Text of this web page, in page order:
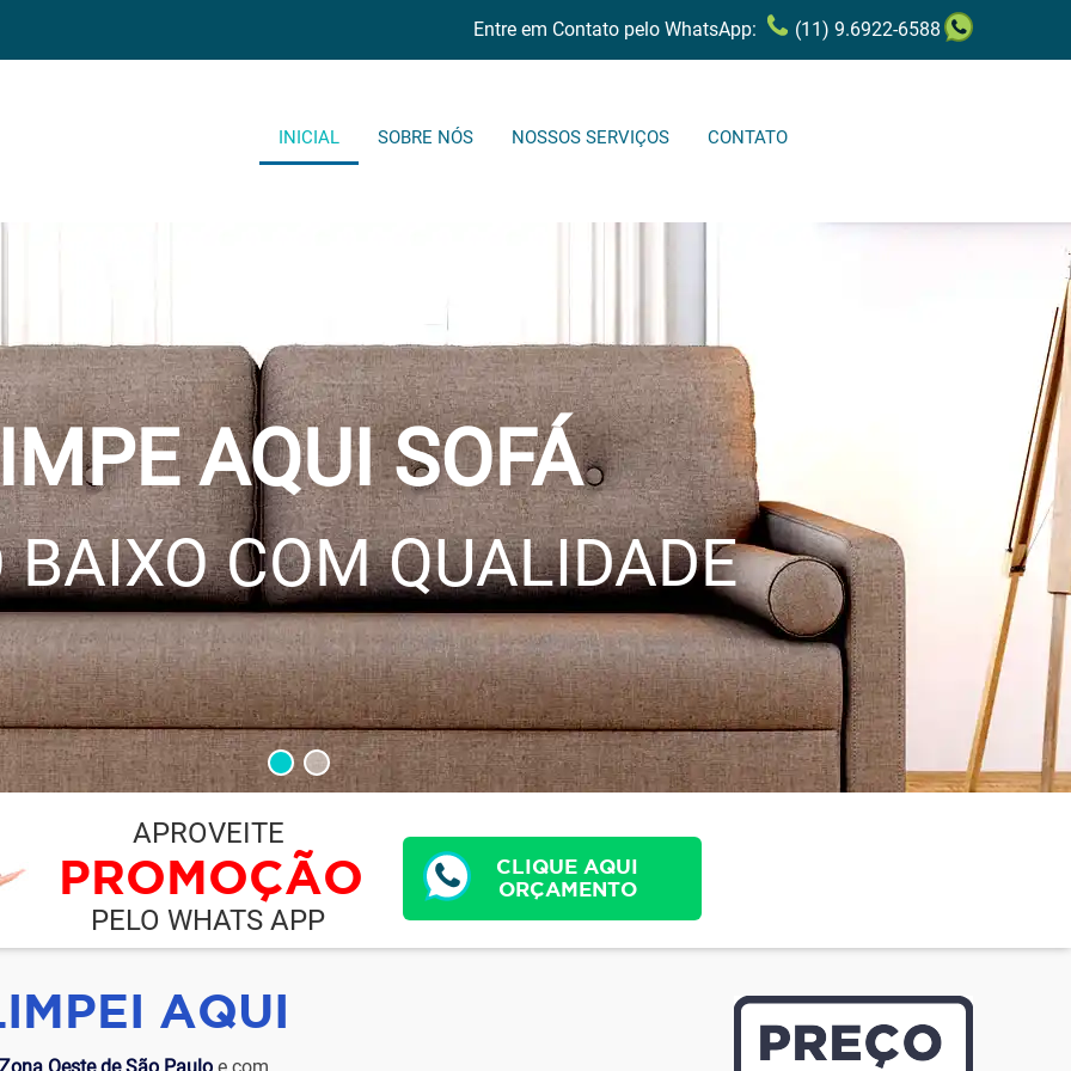
Entre em Contato pelo WhatsApp: (11) 9.6922-6588
INICIAL SOBRE NÓS NOSSOS SERVIÇOS CONTATO
AQUI SOFÁ
BAIXO COM QUALIDADE
APROVEITE
PROMOÇÃO
PELO WHATS APP
CLIQUE AQUI
ORÇAMENTO
AQUI